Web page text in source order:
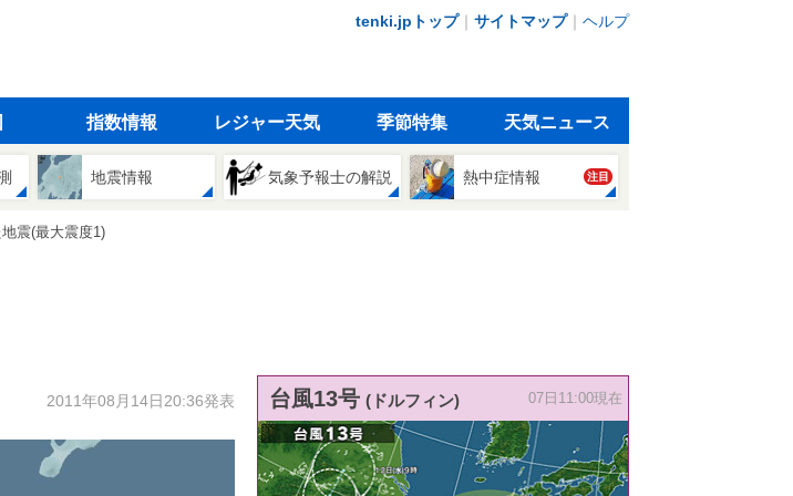
tenki.jpトップ｜ サイトマップ｜ ヘルプ
指数情報 レジャー天気 季節特集 天気ニュース
地震情報 気象予報士の解説 熱中症情報 注目
震(最大震度1)
2011年08月14日20:36発表 台風13号 (ドルフィン) 07日11:00現在